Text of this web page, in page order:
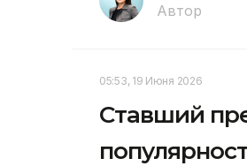
Автор
05:53, 19 Июня 2026
Ставший